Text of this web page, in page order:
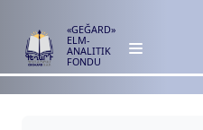
«GEĞARD»
ELM-
ANALITIK
FONDU